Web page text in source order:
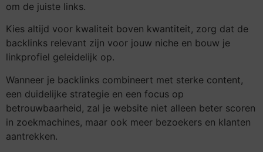
om de juiste links.
Kies altijd voor kwaliteit boven kwantiteit, zorg dat de
backlinks relevant zijn voor jouw niche en bouw je
linkprofiel geleidelijk op.
Wanneer je backlinks combineert met sterke content,
een duidelijke strategie en een focus op
betrouwbaarheid, zal je website niet alleen beter scoren
in zoekmachines, maar ook meer bezoekers en klanten
aantrekken.